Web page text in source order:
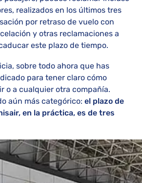
realizados en los últimos tres
por retraso de vuelo con
y otras reclamaciones a
este plazo de tiempo.
sobre todo ahora que has
para tener claro cómo
o a cualquier otra compañía.
aún más categórico: el plazo de
en la práctica, es de tres